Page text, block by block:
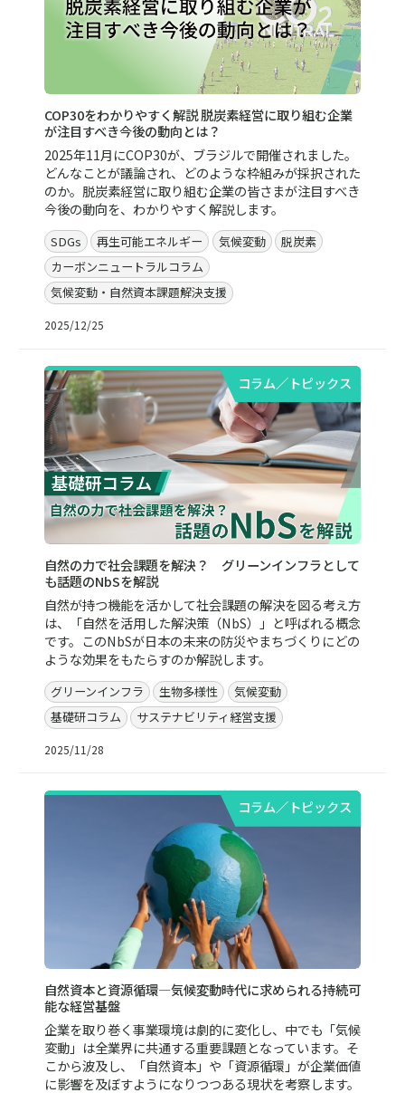
COP30をわかりやすく解説 脱炭素経営に取り組む企業
が注目すべき今後の動向とは？
2025年11月にCOP30が、ブラジルで開催されました。
どんなことが議論され、どのような枠組みが採択された
のか。脱炭素経営に取り組む企業の皆さまが注目すべき
今後の動向を、わかりやすく解説します。
SDGs 再生可能エネルギー 気候変動
脱炭素
カーボンニュートラルコラム
気候変動・自然資本課題解決支援
2025/12/25
コラム／トピックス
自然の力で社会課題を解決？ グリーンインフラとして
も話題のNbSを解説
自然が持つ機能を活かして社会課題の解決を図る考え方
は、「自然を活用した解決策（NbS）」と呼ばれる概念
です。このNbSが日本の未来の防災やまちづくりにどの
ような効果をもたらすのか解説します。
グリーンインフラ 生物多様性
気候変動
基礎研コラム
サステナビリティ経営支援
2025/11/28
コラム／トピックス
自然資本と資源循環―気候変動時代に求められる持続可
能な経営基盤
企業を取り巻く事業環境は劇的に変化し、中でも「気候
変動」は全業界に共通する重要課題となっています。そ
こから波及し、「自然資本」や「資源循環」が企業価値
に影響を及ぼすようになりつつある現状を考察します。